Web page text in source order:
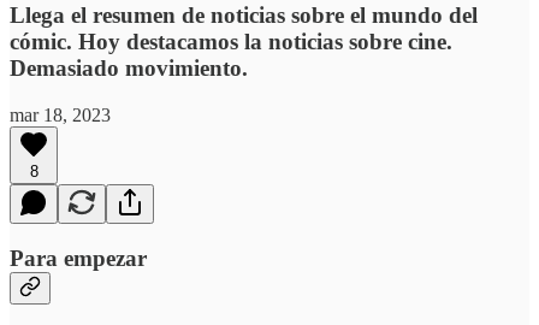
Llega el resumen de noticias sobre el mundo del
cómic. Hoy destacamos la noticias sobre cine.
Demasiado movimiento.
mar 18, 2023
8
Para empezar